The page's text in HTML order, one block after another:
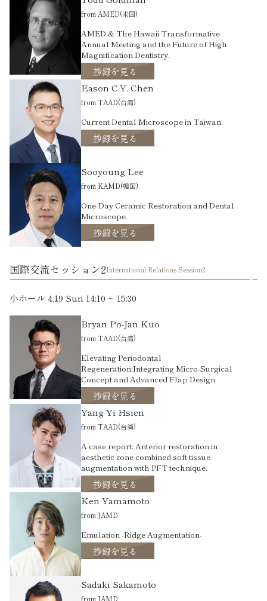
from AMED(米国)
AMED & The Hawaii Transformative
Annual Meeting and the Future of High
Magnification Dentistry.
抄録を見る
Eason C.Y. Chen
from TAAD(台湾)
Current Dental Microscope in Taiwan.
抄録を見る
Sooyoung Lee
from KAMD(韓国)
One-Day Ceramic Restoration and Dental
Microscope.
抄録を見る
国際交流セッション2International Relations Session2
小ホール 4.19 Sun 14:10 ~ 15:30
Bryan Po-Jan Kuo
from TAAD(台湾)
Elevating Periodontal
Regeneration:Integrating Micro-Surgical
Concept and Advanced Flap Design
抄録を見る
Yang Yi Hsien
from TAAD(台湾)
A case report: Anterior restoration in
aesthetic zone combined soft tissue
augmentation with PFT technique.
抄録を見る
Ken Yamamoto
from JAMD
Emulation -Ridge Augmentation-
抄録を見る
Sadaki Sakamoto
from JAMD